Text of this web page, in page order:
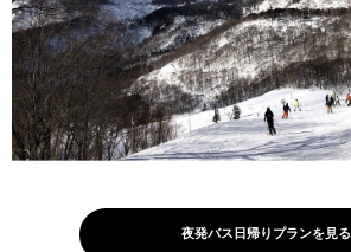
夜発バス日帰りプランを見る